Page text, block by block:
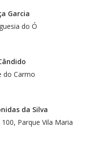
Garcia
do Ó
do Carmo
da Silva
Parque Vila Maria